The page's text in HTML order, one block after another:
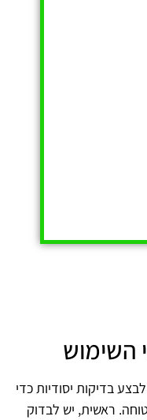
השימוש
בדיקות יסודיות כדי
ראשית, יש לבדוק